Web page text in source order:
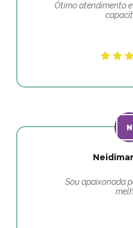
Ótimo atendimento
Sou apaixonada